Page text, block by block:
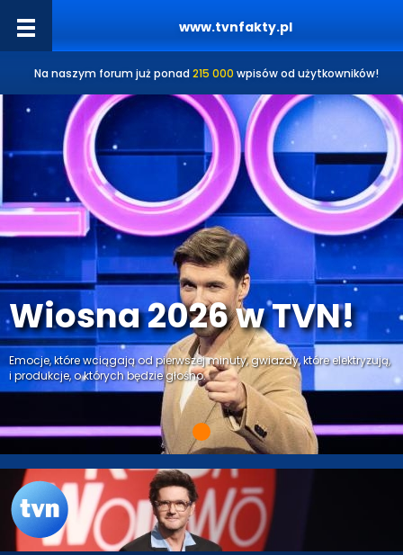
www.tvnfakty.pl
Na naszym forum już ponad 215 000 wpisów od użytkowników!
Wiosna 2026 w TVN!
Emocje, które wciągają od pierwszej minuty, gwiazdy, które elektryzują,
i produkcje, o których będzie głośno.